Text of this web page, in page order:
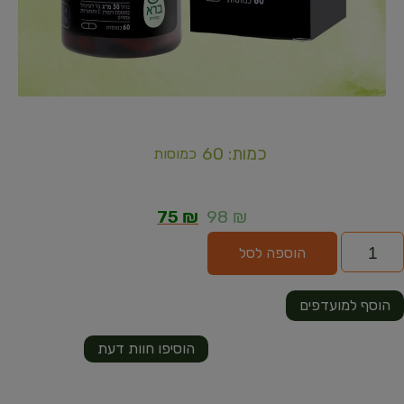
כמות: 60 כמוסות
98 ₪
75 ₪
הוספה לסל
הוסיפו חוות דעת
הוסף למועדפים